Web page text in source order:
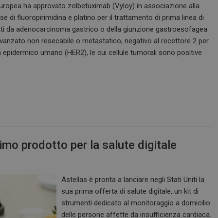
ha approvato zolbetuximab (Vyloy) in associazione alla
di fluoropirimidina e platino per il trattamento di prima linea di
da adenocarcinoma gastrico o della giunzione gastroesofagea
non resecabile o metastatico, negativo al recettore 2 per
umano (HER2), le cui cellule tumorali sono positive
prodotto per la salute digitale
Astellas è pronta a lanciare negli Stati Uniti la
sua prima offerta di salute digitale, un kit di
strumenti dedicato al monitoraggio a domicilio
delle persone affette da insufficienza cardiaca.
di pagina in un sito e utilizzato per
siti.
Microsoft Corporation
.www.dailyhealthindustry.it
Sessione
Quando si utilizza Microsoft Azure
hosting e si abilita il bilanciamento
cookie garantisce che le richieste di
navigazione del visitatore siano
2 giorni
della pagina del visitatore vengano
server in qualsiasi sessione di
.dailyhealthindustry.it
1 anno 1
mese
Questo cookie viene utilizzato da
mantenere lo stato della sessione.